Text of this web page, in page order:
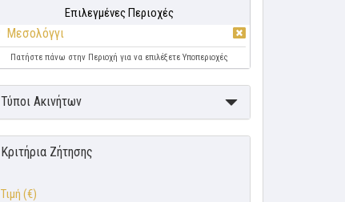
Επιλεγμένες Περιοχές
Μεσολόγγι
Πατήστε πάνω στην Περιοχή για να επιλέξετε Υποπεριοχές
Τύποι Ακινήτων
Κριτήρια Ζήτησης
Τιμή (€)